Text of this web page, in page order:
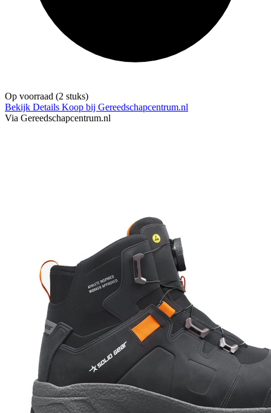
Op voorraad (2 stuks)
Bekijk Details Koop bij Gereedschapcentrum.nl
Via Gereedschapcentrum.nl